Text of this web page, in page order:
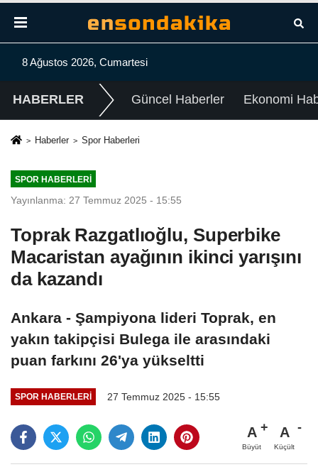
8 Ağustos 2026, Cumartesi
HABERLER Güncel Haberler Ekonomi
Haberler Spor Haberleri
SPOR HABERLERI
Yayınlanma: 27 Temmuz 2025 - 15:55
Toprak Razgatlıoğlu, Superbike
Macaristan ayağının ikinci yarışını
da kazandı
Ankara - Şampiyona lideri Toprak, en
yakın takipçisi Bulega ile arasındaki
puan farkını 26'ya yükseltti
SPOR HABERLERI 27 Temmuz 2025 - 15:55
A
Büyüt
A
Küçült